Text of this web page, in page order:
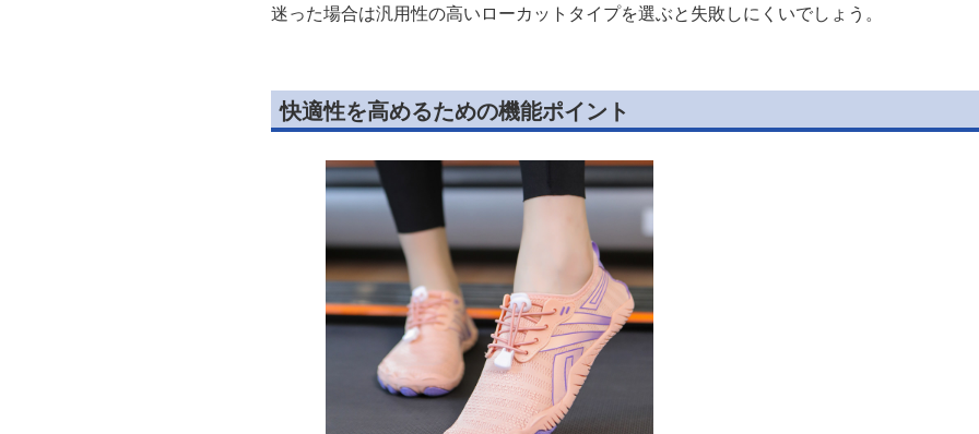
迷った場合は汎用性の高いローカットタイプを選ぶと失敗しにくいでしょう。
快適性を高めるための機能ポイント